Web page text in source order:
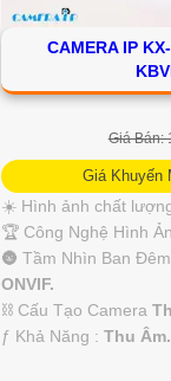
CAMERA IP
Giá Bán:
Giá Khuyến
☀️ Hình ảnh chất
🏆 Công Nghệ Hình
🌚 Tầm Nhìn Ban
ONVIF.
⛓ Cấu Tạo Camera
️ƒ Khả Năng :Thu Âm.